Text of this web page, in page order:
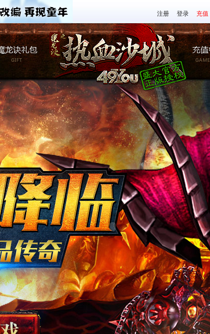
注册 登录 充值